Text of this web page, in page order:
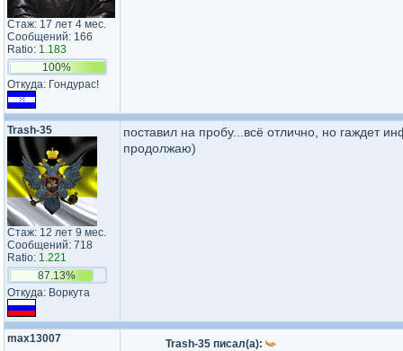
Стаж: 17 лет 4 мес.
Сообщений: 166
Ratio: 1.183
100%
Откуда: Гондурас!
Trash-35
Стаж: 12 лет 9 мес.
Сообщений: 718
Ratio: 1.221
87.13%
Откуда: Воркута
поставил на пробу...всё отлично, но гаждет
продолжаю)
max13007 Trash-35 писал(а):